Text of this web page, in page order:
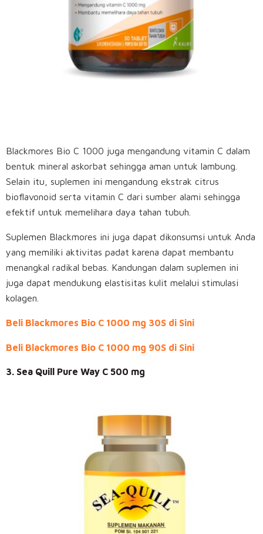
Blackmores Bio C 1000 juga mengandung vitamin C dalam
bentuk mineral askorbat sehingga aman untuk lambung.
Selain itu, suplemen ini mengandung ekstrak citrus
bioflavonoid serta vitamin C dari sumber alami sehingga
efektif untuk memelihara daya tahan tubuh.
Suplemen Blackmores ini juga dapat dikonsumsi untuk Anda
yang memiliki aktivitas padat karena dapat membantu
menangkal radikal bebas. Kandungan dalam suplemen ini
juga dapat mendukung elastisitas kulit melalui stimulasi
kolagen.
Beli Blackmores Bio C 1000 mg 30S di Sini
Beli Blackmores Bio C 1000 mg 90S di Sini
3. Sea Quill Pure Way C 500 mg